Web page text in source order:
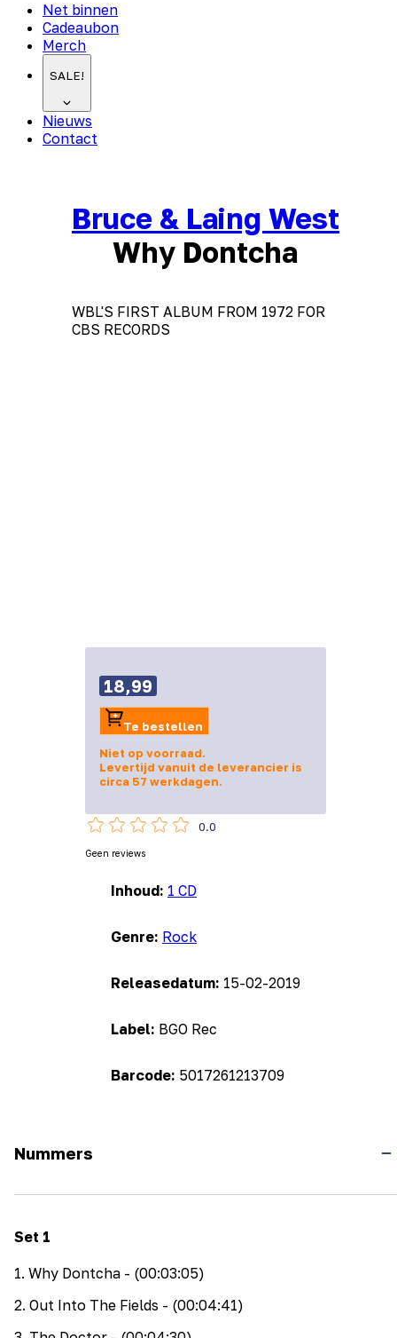
Net binnen
Cadeaubon
Merch
SALE!
Nieuws
Contact
Bruce & Laing West
Why Dontcha
WBL'S FIRST ALBUM FROM 1972 FOR
CBS RECORDS
Inhoud: 1 CD
Genre: Rock
Releasedatum: 15-02-2019
Label: BGO Rec
Barcode: 5017261213709
18,99
Te bestellen
Niet op voorraad.
Levertijd vanuit de leverancier is
circa 57 werkdagen.
0.0
Geen reviews
Nummers
Set 1
1. Why Dontcha - (00:03:05)
2. Out Into The Fields - (00:04:41)